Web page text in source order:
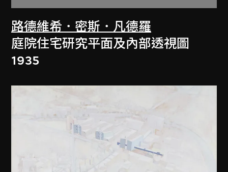
路德維希．密斯．凡德羅
庭院住宅研究平面及內部透視圖
1935